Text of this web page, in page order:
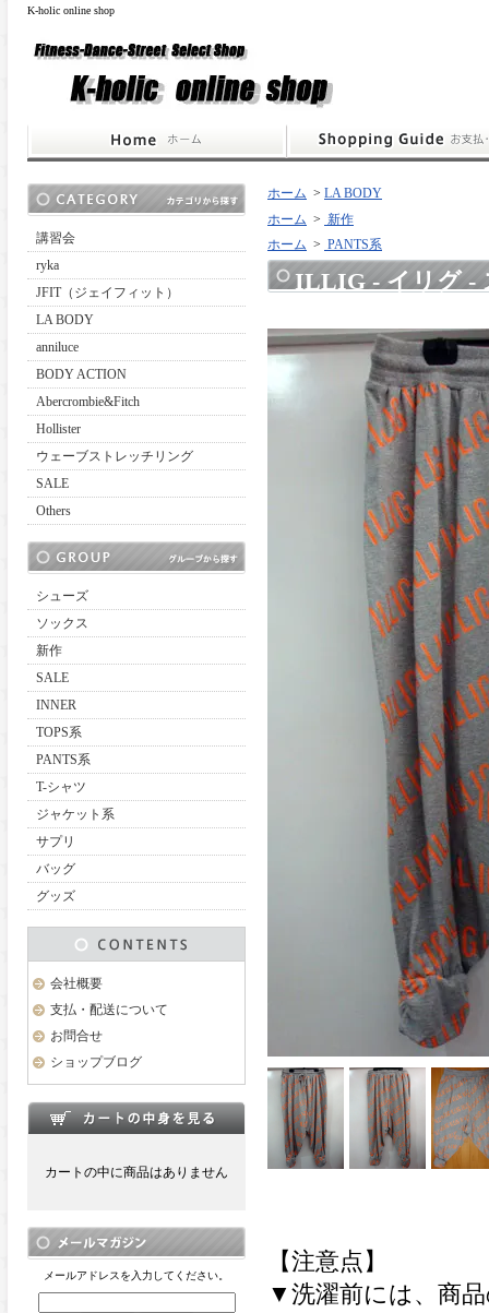
K-holic online shop
講習会
ryka
JFIT（ジェイフィット）
LA BODY
anniluce
BODY ACTION
Abercrombie&Fitch
Hollister
ウェーブストレッチリング
SALE
Others
シューズ
ソックス
新作
SALE
INNER
TOPS系
PANTS系
T-シャツ
ジャケット系
サプリ
バッグ
グッズ
会社概要
支払・配送について
お問合せ
ショップブログ
カートの中に商品はありません
メールアドレスを入力してください。
ホーム > LA BODY
ホーム > 新作
ホーム > PANTS系
ILLIG - イリグ -
【注意点】
▼洗濯前には、商